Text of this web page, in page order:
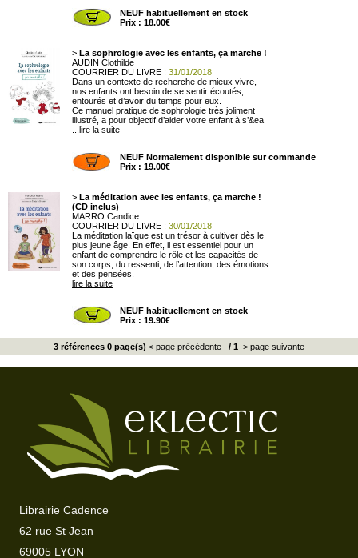
NEUF habituellement en stock
Prix : 18.00€
> La sophrologie avec les enfants, ça marche !
AUDIN Clothilde
COURRIER DU LIVRE : 31/01/2018
Dans un contexte de recherche de mieux vivre,
nos enfants ont besoin de se sentir écoutés,
entourés et d’avoir du temps pour eux.
Ce manuel pratique de sophrologie très joliment
illustré, a pour objectif d’aider votre enfant à s’&ea
lire la suite
NEUF Normalement disponible sur commande
Prix : 19.00€
> La méditation avec les enfants, ça marche !
(CD inclus)
MARRO Candice
COURRIER DU LIVRE : 30/01/2018
La méditation laïque est un trésor à cultiver dès le
plus jeune âge. En effet, il est essentiel pour un
enfant de comprendre le rôle et les capacités de
son corps, du ressenti, de l’attention, des émotions
et des pensées.
lire la suite
NEUF habituellement en stock
Prix : 19.90€
3 références 0 page(s) < page précédente / 1 > page suivante
Librairie Cadence
62 rue St Jean
69005 LYON